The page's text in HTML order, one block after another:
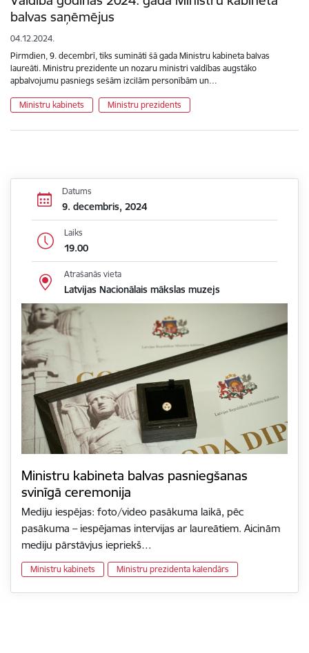
balvas saņēmējus
04.12.2024.
Pirmdien, 9. decembrī, tiks sumināti šā gada Ministru kabineta balvas
laureāti. Ministru prezidente un nozaru ministri valdības augstāko
apbalvojumu pasniegs sešām izcilām personībām un…
Ministru kabinets Ministru prezidents
Datums
9. decembris, 2024
Laiks
19.00
Atrašanās vieta
Latvijas Nacionālais mākslas muzejs
Ministru kabineta balvas pasniegšanas
svinīgā ceremonija
Mediju iespējas: foto/video pasākuma laikā, pēc
pasākuma – iespējamas intervijas ar laureātiem. Aicinām
mediju pārstāvjus iepriekš…
Ministru kabinets Ministru prezidenta kalendārs